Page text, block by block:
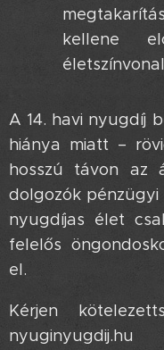
kellene
A 14. havi nyugdíj
hiánya miatt –
hosszú távon az
dolgozók
nyugdíjas élet
felelős
el.
Kérjen